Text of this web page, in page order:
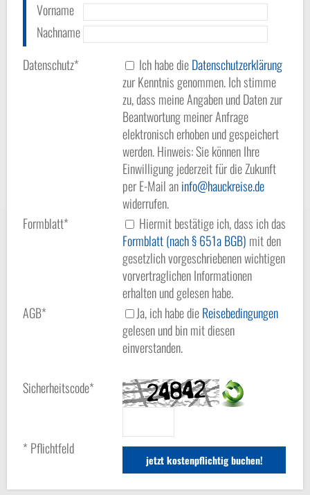
Vorname
Nachname
Datenschutz*
Ich habe dieDatenschutzerklärung
zur Kenntnis genommen. Ich stimme
zu, dass meine Angaben und Daten zur
Beantwortung meiner Anfrage
elektronisch erhoben und gespeichert
werden. Hinweis: Sie können Ihre
Einwilligung jederzeit für die Zukunft
per E-Mail aninfo
hauckreise.de
widerrufen.
Formblatt*
Hiermit bestätige ich, dass ich das
Formblatt (nach § 651a BGB) mit den
gesetzlich vorgeschriebenen wichtigen
vorvertraglichen Informationen
erhalten und gelesen habe.
AGB*
Ja, ich habe dieReisebedingungen
gelesen und bin mit diesen
einverstanden.
Sicherheitscode*
* Pflichtfeld